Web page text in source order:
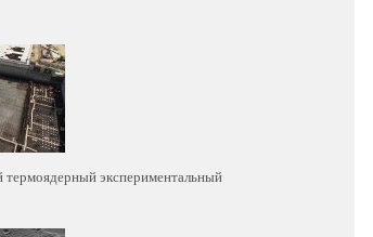
экспериментальный